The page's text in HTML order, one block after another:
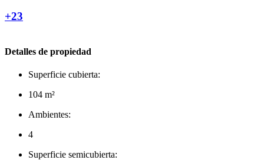
+23
Detalles de propiedad
Superficie cubierta:
104 m²
Ambientes:
4
Superficie semicubierta: